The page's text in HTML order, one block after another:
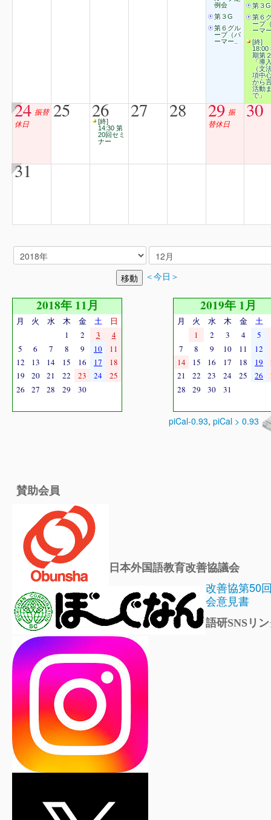
例会
第３G
第６グル
ープ（パ
ーマー..
第３G
第６
ープ
ーマ
[終]
18:00
期第
「導
（文
項中
から
活動
で」
24 振替
休日
25 26
[終]
14:30 第
20回セミ
ナー
27 28 29 振
替休日
30
31
＜今日＞
2018年 11月
月 火 水 木 金 土
日
1
2 3
4
5
6 7 8 9 10
11
12
13 14 15 16 17
18
19
20 21 22 23 24
25
26
27 28 29 30
2019年 1月
月 火 水 木 金 土
1
2 3 4
5
7
8 9 10 11 12
14
15 16 17 18 19
21
22 23 24 25 26
28
29 30 31
piCal-0.93, piCal > 0.93
賛助会員
日本外国語教育改善協議会
改善協第50
会意見書
語研SNSリ